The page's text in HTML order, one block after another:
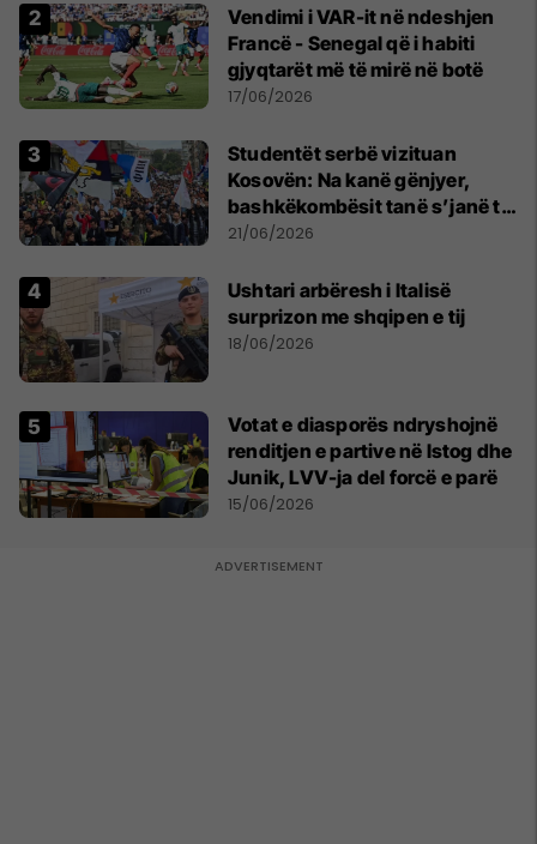
Vendimi i VAR-it në ndeshjen
Francë - Senegal që i habiti
gjyqtarët më të mirë në botë
17/06/2026
Studentët serbë vizituan
Kosovën: Na kanë gënjyer,
bashkëkombësit tanë s’janë të
shtypur
21/06/2026
Ushtari arbëresh i Italisë
surprizon me shqipen e tij
18/06/2026
Votat e diasporës ndryshojnë
renditjen e partive në Istog dhe
Junik, LVV-ja del forcë e parë
15/06/2026